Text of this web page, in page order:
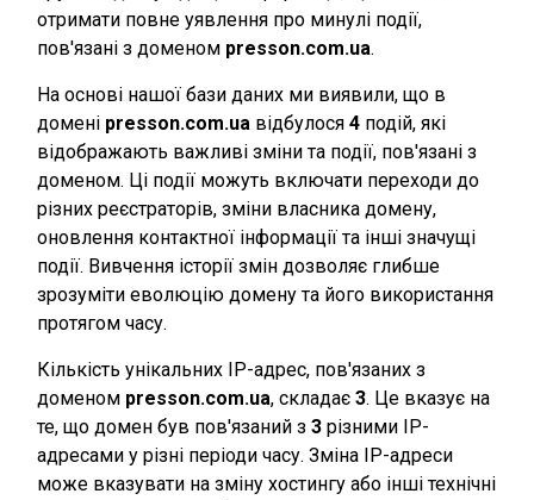
отримати повне уявлення про минулі події,
пов'язані з доменом presson.com.ua.
На основі нашої бази даних ми виявили, що в
домені presson.com.ua відбулося 4 подій, які
відображають важливі зміни та події, пов'язані з
доменом. Ці події можуть включати переходи до
різних реєстраторів, зміни власника домену,
оновлення контактної інформації та інші значущі
події. Вивчення історії змін дозволяє глибше
зрозуміти еволюцію домену та його використання
протягом часу.
Кількість унікальних IP-адрес, пов'язаних з
доменом presson.com.ua, складає 3. Це вказує на
те, що домен був пов'язаний з 3 різними IP-
адресами у різні періоди часу. Зміна IP-адреси
може вказувати на зміну хостингу або інші технічні